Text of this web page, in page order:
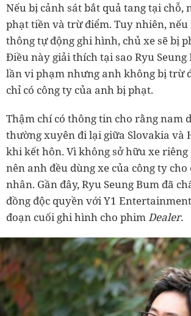
Nếu bị cảnh sát bắt quả tang tại chỗ,
phạt tiền và trừ điểm. Tuy nhiên, nếu
thông tự động ghi hình, chủ xe sẽ bị
Điều này giải thích tại sao Ryu
lần vi phạm nhưng anh không bị trừ
chỉ có công ty của anh bị phạt.
Thậm chí có thông tin cho rằng nam
thường xuyên đi lại giữa Slovakia và
khi kết hôn. Vì không sở hữu xe riêng
nên anh đều dùng xe của công ty
nhân. Gần đây, Ryu Seung Bum đã
đồng độc quyền với Y1
đoạn cuối ghi hình cho phimDealer.